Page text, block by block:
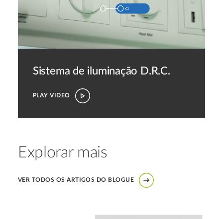
Sistema de iluminação D.R.C.
PLAY VIDEO
Explorar mais
VER TODOS OS ARTIGOS DO BLOGUE